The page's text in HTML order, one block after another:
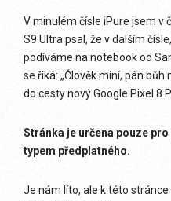
V minulém čísle iPure jsem v
S9 Ultra psal, že v dalším
podíváme na notebook od
se říká: „Člověk míní, pán bůh
do cesty nový Google Pixel 8
Stránka je určena pouze
typem předplatného.
Je nám líto, ale k této